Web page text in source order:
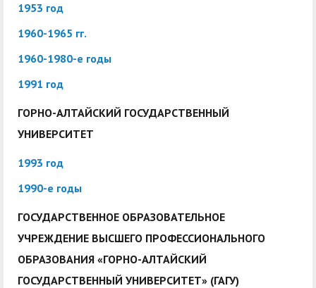
1953 год
1960-1965 гг.
1960-1980-е годы
1991 год
ГОРНО-АЛТАЙСКИЙ ГОСУДАРСТВЕННЫЙ
УНИВЕРСИТЕТ
1993 год
1990-е годы
ГОСУДАРСТВЕННОЕ ОБРАЗОВАТЕЛЬНОЕ
УЧРЕЖДЕНИЕ ВЫСШЕГО ПРОФЕССИОНАЛЬНОГО
ОБРАЗОВАНИЯ «ГОРНО-АЛТАЙСКИЙ
ГОСУДАРСТВЕННЫЙ УНИВЕРСИТЕТ» (ГАГУ)